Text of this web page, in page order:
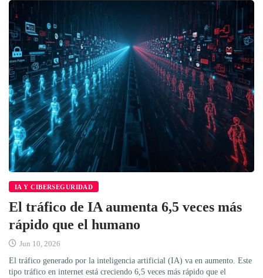
IA Y CIBERSEGURIDAD
El tráfico de IA aumenta 6,5 veces más
rápido que el humano
Jun 10, 2026
El tráfico generado por la inteligencia artificial (IA) va en aumento. Este
tipo tráfico en internet está creciendo 6,5 veces más rápido que el